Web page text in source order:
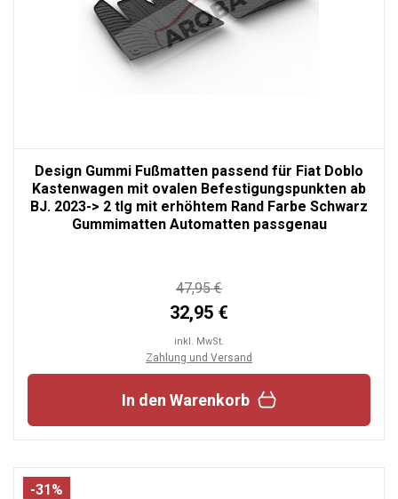
Design Gummi Fußmatten passend für Fiat Doblo
Kastenwagen mit ovalen Befestigungspunkten ab
BJ. 2023-> 2 tlg mit erhöhtem Rand Farbe Schwarz
Gummimatten Automatten passgenau
47,95 €
32,95 €
inkl. MwSt.
Zahlung und Versand
In den Warenkorb
-31%